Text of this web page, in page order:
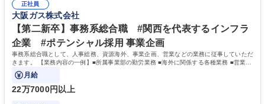
道路施設や道路工事現場の見学ツアー事業 ※入社後は上記いずれかの部門
へ配属。※業務内容変更の範囲：会社の定める業務 募集職種 【都庁グル
ープ】総合職（事務）◇残業月平均9時間未満／有給年平均16日取得
部門など多岐に渡る業務を経験できます。 ■様々なプロジェクト：駐車場
事業の他、新宿駅西口広場内に設置された照明を兼ねた広告「ブライトサ
イン」の管理運営を行うなど、事業収益を生み出す活動を積極的に行って
います。 学歴・資格 学歴：大学院 大学 高専 短大 専修学校 高校 語学力：
資格：
正社員
大阪ガス株式会社
【第二新卒】事務系総合職 #関西を代表するインフラ
企業 #ポテンシャル採用 事業企画
事務系総合職として、人事総務、資源海外、事業企画、営業などの業務に従事していただ
きます。 【業務内容の一例】■所属事業部の勤労業務 ■海外に関係する各種業務 ■営業部
門の企画スタッフ、ルート営業
月給
22万7000円以上